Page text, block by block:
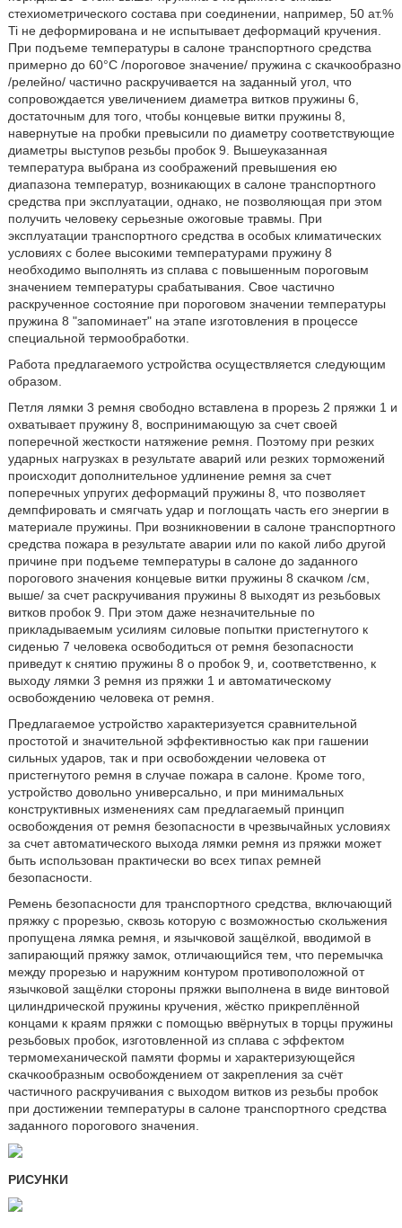
стехиометрического состава при соединении, например, 50 ат.%
Ti не деформирована и не испытывает деформаций кручения.
При подъеме температуры в салоне транспортного средства
примерно до 60°C /пороговое значение/ пружина с скачкообразно
/релейно/ частично раскручивается на заданный угол, что
сопровождается увеличением диаметра витков пружины 6,
достаточным для того, чтобы концевые витки пружины 8,
навернутые на пробки превысили по диаметру соответствующие
диаметры выступов резьбы пробок 9. Вышеуказанная
температура выбрана из соображений превышения ею
диапазона температур, возникающих в салоне транспортного
средства при эксплуатации, однако, не позволяющая при этом
получить человеку серьезные ожоговые травмы. При
эксплуатации транспортного средства в особых климатических
условиях с более высокими температурами пружину 8
необходимо выполнять из сплава с повышенным пороговым
значением температуры срабатывания. Свое частично
раскрученное состояние при пороговом значении температуры
пружина 8 "запоминает" на этапе изготовления в процессе
специальной термообработки.
Работа предлагаемого устройства осуществляется следующим
образом.
Петля лямки 3 ремня свободно вставлена в прорезь 2 пряжки 1 и
охватывает пружину 8, воспринимающую за счет своей
поперечной жесткости натяжение ремня. Поэтому при резких
ударных нагрузках в результате аварий или резких торможений
происходит дополнительное удлинение ремня за счет
поперечных упругих деформаций пружины 8, что позволяет
демпфировать и смягчать удар и поглощать часть его энергии в
материале пружины. При возникновении в салоне транспортного
средства пожара в результате аварии или по какой либо другой
причине при подъеме температуры в салоне до заданного
порогового значения концевые витки пружины 8 скачком /см,
выше/ за счет раскручивания пружины 8 выходят из резьбовых
витков пробок 9. При этом даже незначительные по
прикладываемым усилиям силовые попытки пристегнутого к
сиденью 7 человека освободиться от ремня безопасности
приведут к снятию пружины 8 о пробок 9, и, соответственно, к
выходу лямки 3 ремня из пряжки 1 и автоматическому
освобождению человека от ремня.
Предлагаемое устройство характеризуется сравнительной
простотой и значительной эффективностью как при гашении
сильных ударов, так и при освобождении человека от
пристегнутого ремня в случае пожара в салоне. Кроме того,
устройство довольно универсально, и при минимальных
конструктивных изменениях сам предлагаемый принцип
освобождения от ремня безопасности в чрезвычайных условиях
за счет автоматического выхода лямки ремня из пряжки может
быть использован практически во всех типах ремней
безопасности.
Ремень безопасности для транспортного средства, включающий
пряжку с прорезью, сквозь которую с возможностью скольжения
пропущена лямка ремня, и язычковой защёлкой, вводимой в
запирающий пряжку замок, отличающийся тем, что перемычка
между прорезью и наружним контуром противоположной от
язычковой защёлки стороны пряжки выполнена в виде винтовой
цилиндрической пружины кручения, жёстко прикреплённой
концами к краям пряжки с помощью ввёрнутых в торцы пружины
резьбовых пробок, изготовленной из сплава с эффектом
термомеханической памяти формы и характеризующейся
скачкообразным освобождением от закрепления за счёт
частичного раскручивания с выходом витков из резьбы пробок
при достижении температуры в салоне транспортного средства
заданного порогового значения.
РИСУНКИ